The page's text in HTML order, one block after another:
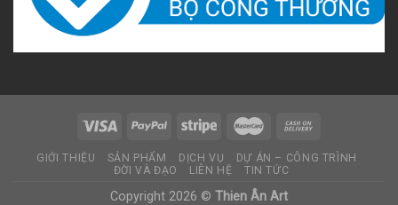
GIỚI THIỆU SẢN PHẨM DỊCH VỤ
DỰ ÁN – CÔNG TRÌNH
ĐỜI VÀ ĐẠO
LIÊN HỆ TIN TỨC
Copyright 2026 © Thien Ân Art